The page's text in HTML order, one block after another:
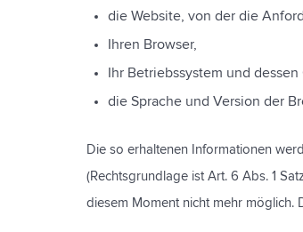
die Website, von der die
Ihren Browser,
Ihr Betriebssystem und
die Sprache und Version der
Die so erhaltenen Informationen
(Rechtsgrundlage ist Art. 6 Abs. 1
diesem Moment nicht mehr möglich.